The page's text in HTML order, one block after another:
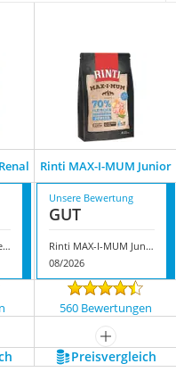
Rinti MAX-I-MUM Junior
Rinti Canine Niere/Renal
Unsere Bewertung
GUT
Rinti MAX-I-MUM Junior
08/2026
560 Bewertungen
mehr anzeigen
Preis­vergleich